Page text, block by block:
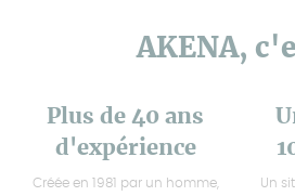
AKENA,
Plus de 40 ans
d'expérience
Créée en 1981 par un homme,
Un